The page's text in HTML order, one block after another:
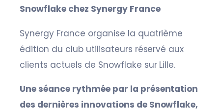
Snowflake chez Synergy France
Synergy France organise la quatrième
édition du club utilisateurs réservé aux
clients actuels de Snowflake sur Lille.
Une séance rythmée par la présentation
des dernières innovations de Snowflake,